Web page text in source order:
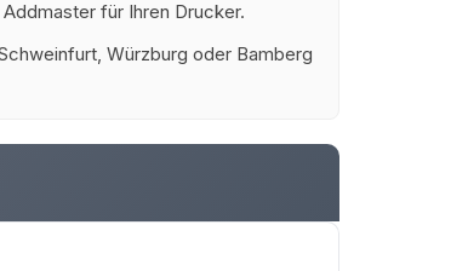
für Ihren Drucker.
Würzburg oder Bamberg